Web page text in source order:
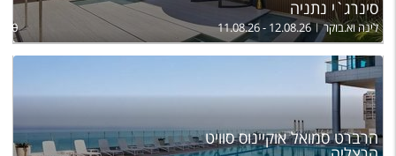
סינרג`י נתניה
לינה וא.בוקר 11.08.26 - 12.08.26
הרברט סמואל אוקיינוס סוויט